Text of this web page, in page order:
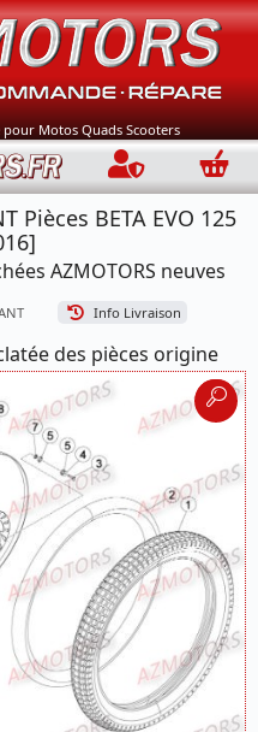
Motos Quads Scooters
Connection
Pièces BETA EVO 125
AZMOTORS neuves
Info Livraison
des pièces origine